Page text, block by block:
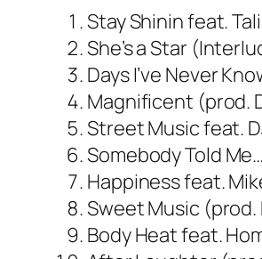
Stay Shinin feat.
She’s a Star
Days I’ve Never
Magnificent (prod.
Street Music feat.
Somebody Told
Happiness feat.
Sweet Music (prod.
Body Heat feat.